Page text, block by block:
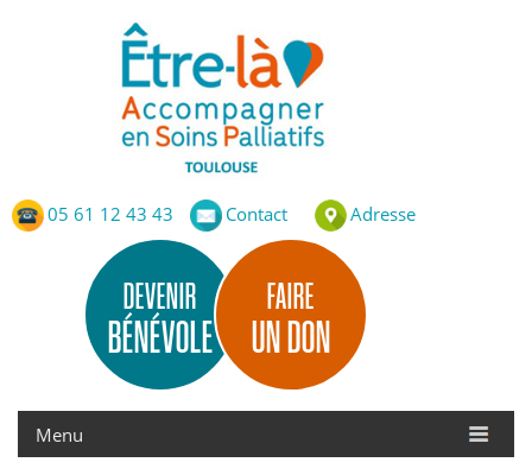
05 61 12 43 43 Contact Adresse
Etre-Là – ASP Toulouse
Accompagnement en Soins Palliatifs de Toulouse
FAIRE
UN DON
DEVENIR
BÉNÉVOLE